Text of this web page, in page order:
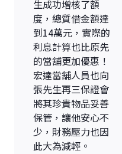
生成功增核了額
度，總質借金額達
到14萬元，實際的
利息計算也比原先
的當舖更加優惠！
宏達當舖人員也向
張先生再三保證會
將其珍貴物品妥善
保管，讓他安心不
少，財務壓力也因
此大為減輕。